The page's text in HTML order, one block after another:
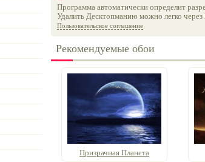
Программа автоматически определит
Удалить Десктопманию можно легко
Пользовательское соглашение
Рекомендуемые обои
Призрачная Планета